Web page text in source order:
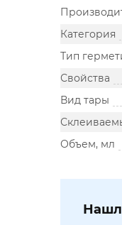
Категория
Тип
Свойства
Вид тары
Объем, мл